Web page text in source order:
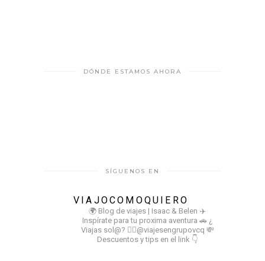
DÓNDE ESTAMOS AHORA
SÍGUENOS EN
VIAJOCOMOQUIERO
🌍 Blog de viajes | Isaac & Belen ✈️
Inspírate para tu proxima aventura 🚗 ¿
Viajas sol@? 👉🏻@viajesengrupovcq 💸
Descuentos y tips en el link 👇